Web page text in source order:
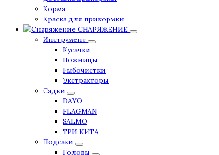
Корма
Краска для прикормки
СНАРЯЖЕНИЕ
Инструмент
Кусачки
Ножницы
Рыбочистки
Экстракторы
Садки
DAYO
FLAGMAN
SALMO
ТРИ КИТА
Подсаки
Головы